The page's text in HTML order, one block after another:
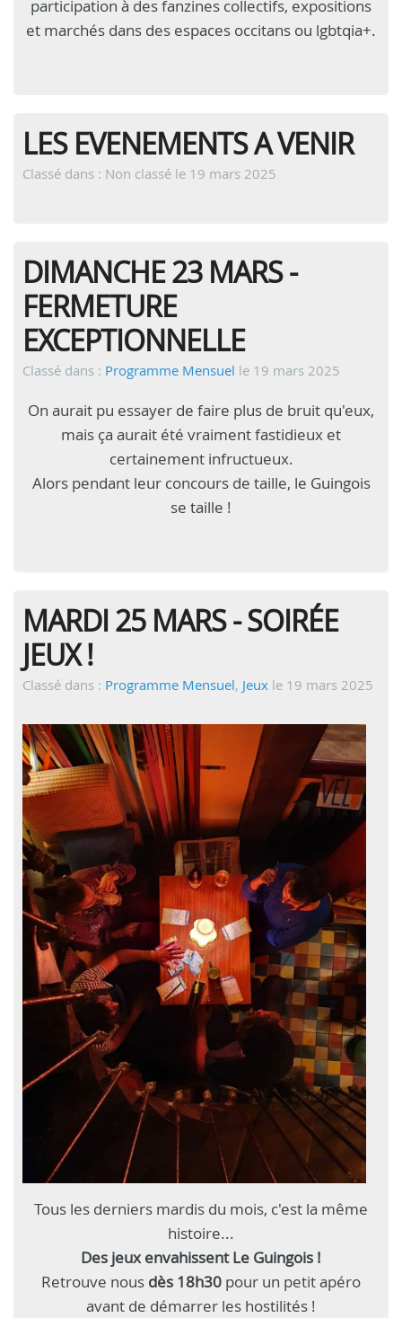
participation à des fanzines collectifs, expositions
et marchés dans des espaces occitans ou lgbtqia+.
LES EVENEMENTS A VENIR
Classé dans : Non classé le 19 mars 2025
DIMANCHE 23 MARS -
FERMETURE
EXCEPTIONNELLE
Classé dans : Programme Mensuel le 19 mars 2025
On aurait pu essayer de faire plus de bruit qu'eux,
mais ça aurait été vraiment fastidieux et
certainement infructueux.
Alors pendant leur concours de taille, le Guingois
se taille !
MARDI 25 MARS - SOIRÉE
JEUX !
Classé dans : Programme Mensuel, Jeux le 19 mars 2025
Tous les derniers mardis du mois, c'est la même
histoire...
Des jeux envahissent Le Guingois !
Retrouve nous dès 18h30 pour un petit apéro
avant de démarrer les hostilités !